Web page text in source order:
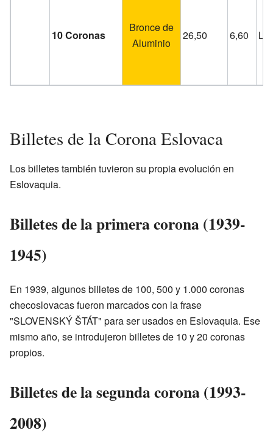
10 Coronas
Bronce de
Aluminio
26,50 6,60
Billetes de la Corona Eslovaca
Los billetes también tuvieron su propia evolución en
Eslovaquia.
Billetes de la primera corona (1939-
1945)
En 1939, algunos billetes de 100, 500 y 1.000 coronas
checoslovacas fueron marcados con la frase
"SLOVENSKÝ ŠTÁT" para ser usados en Eslovaquia. Ese
mismo año, se introdujeron billetes de 10 y 20 coronas
propios.
Billetes de la segunda corona (1993-
2008)